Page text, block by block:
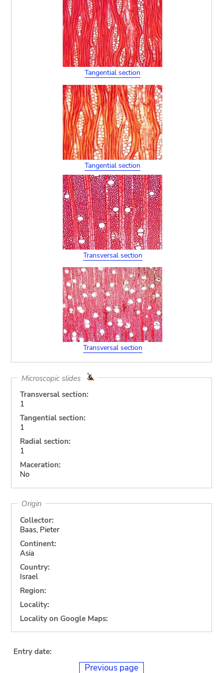
Tangential section
Tangential section
Transversal section
Transversal section
Microscopic slides
Transversal section:
1
Tangential section:
1
Radial section:
1
Maceration:
No
Origin
Collector:
Baas, Pieter
Continent:
Asia
Country:
Israel
Region:
Locality:
Locality on Google Maps:
Entry date:
Previous page